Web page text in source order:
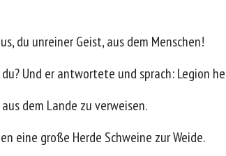
du unreiner Geist, aus dem Menschen!
Und er antwortete und sprach: Legion
dem Lande zu verweisen.
eine große Herde Schweine zur Weide.